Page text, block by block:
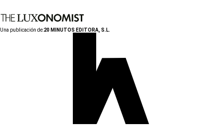
Una publicación de:20 MINUTOS EDITORA, S.L.